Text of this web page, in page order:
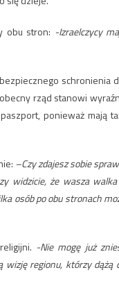
obu stron: -Izraelczycy
schronienia
rząd stanowi
ponieważ mają
–Czy zdajesz sobie
widzicie, że wasza
osób po obu stronach
-Nie mogę już
wizję regionu, którzy dążą